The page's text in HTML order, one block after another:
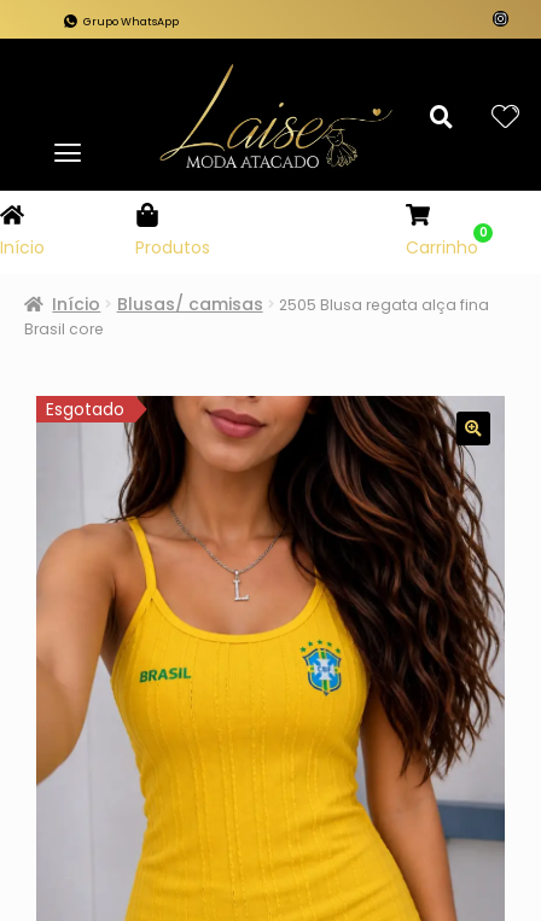
Grupo WhatsApp
Início Produtos Carrinho
0
Início Blusas/ camisas
2505 Blusa regata alça fina
Brasil core
Esgotado